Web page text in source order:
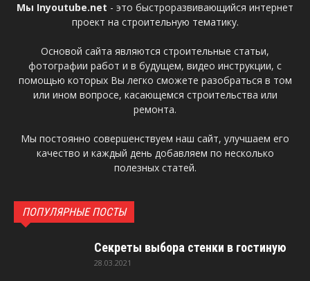
Мы Inyoutube.net - это быстроразвивающийся интернет
проект на строительную тематику.
Основой сайта являются строительные статьи,
фотографии работ и в будущем, видео инструкции, с
помощью которых Вы легко сможете разобраться в том
или ином вопросе, касающемся строительства или
ремонта.
Мы постоянно совершенствуем наш сайт, улучшаем его
качество и каждый день добавляем по несколько
полезных статей.
ПОПУЛЯРНЫЕ ПОСТЫ
Секреты выбора стенки в гостиную
28.03.2021